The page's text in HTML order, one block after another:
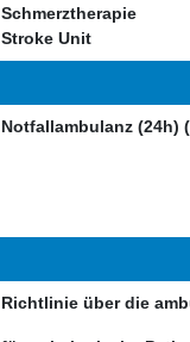
Schmerztherapie
Stroke Unit
Notfallambulanz (24h)
Richtlinie über die